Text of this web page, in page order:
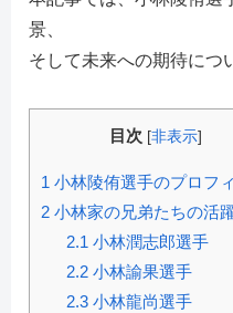
景、
そして未来への期待につ
目次 [非表示]
1 小林陵侑選手のプロフ
2 小林家の兄弟たちの活
2.1 小林潤志郎選手
2.2小林諭果選手
2.3小林龍尚選手